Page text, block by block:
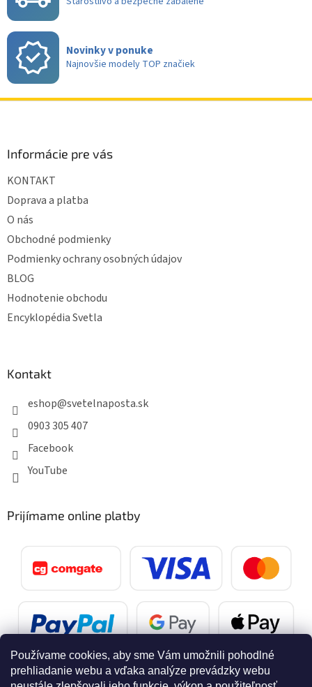
Používame cookies, aby sme Vám umožnili pohodlné
prehliadanie webu a vďaka analýze prevádzky webu
Novinky v ponuke
Najnovšie modely TOP značiek
Informácie pre vás
KONTAKT
Doprava a platba
O nás
Obchodné podmienky
Podmienky ochrany osobných údajov
BLOG
Hodnotenie obchodu
Encyklopédia Svetla
Kontakt
eshop@svetelnaposta.sk
0903 305 407
Facebook
YouTube
Prijímame online platby